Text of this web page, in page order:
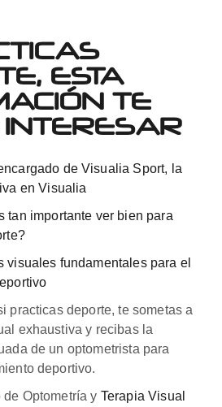
ESTA
TE
de Visualia Sport, la
en Visualia
tan importante ver bien para
fundamentales para el
practicas deporte, te sometas a
exhaustiva y recibas la
de un optometrista para
deportivo.
Optometría y Terapia Visual